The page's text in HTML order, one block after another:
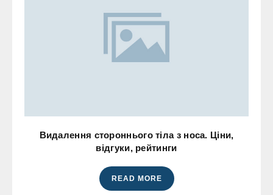
Видалення стороннього тіла з носа. Ціни,
відгуки, рейтинги
READ MORE